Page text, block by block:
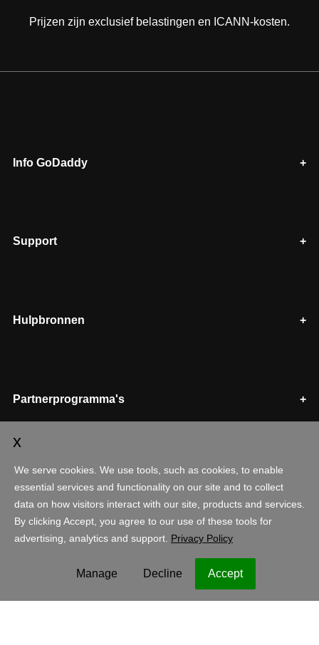
Prijzen zijn exclusief belastingen en ICANN-kosten.
Info GoDaddy
Support
Hulpbronnen
Partnerprogramma's
Account